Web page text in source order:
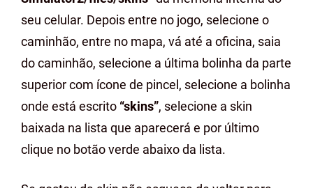
seu celular. Depois entre no jogo, selecione o
caminhão, entre no mapa, vá até a oficina, saia
do caminhão, selecione a última bolinha da parte
superior com ícone de pincel, selecione a bolinha
onde está escrito “skins”, selecione a skin
baixada na lista que aparecerá e por último
clique no botão verde abaixo da lista.